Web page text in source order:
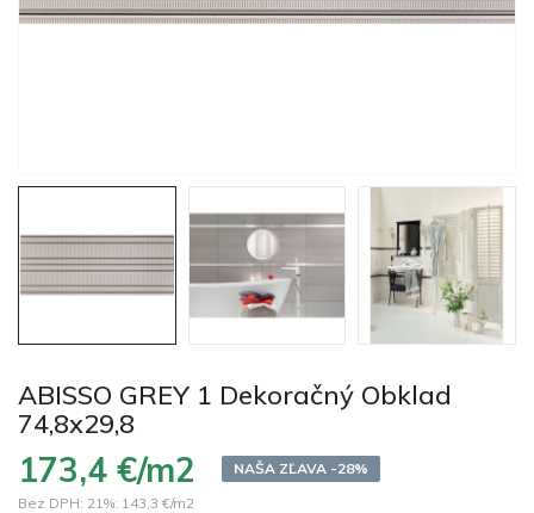
ABISSO GREY 1 Dekoračný Obklad
74,8x29,8
173,4 €/m2
NAŠA ZĽAVA -28%
Bez DPH: 21%: 143,3 €/m2